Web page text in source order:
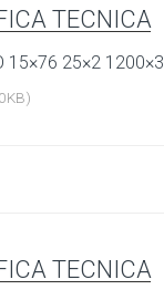
TECNICA
15×76 25×2
TECNICA